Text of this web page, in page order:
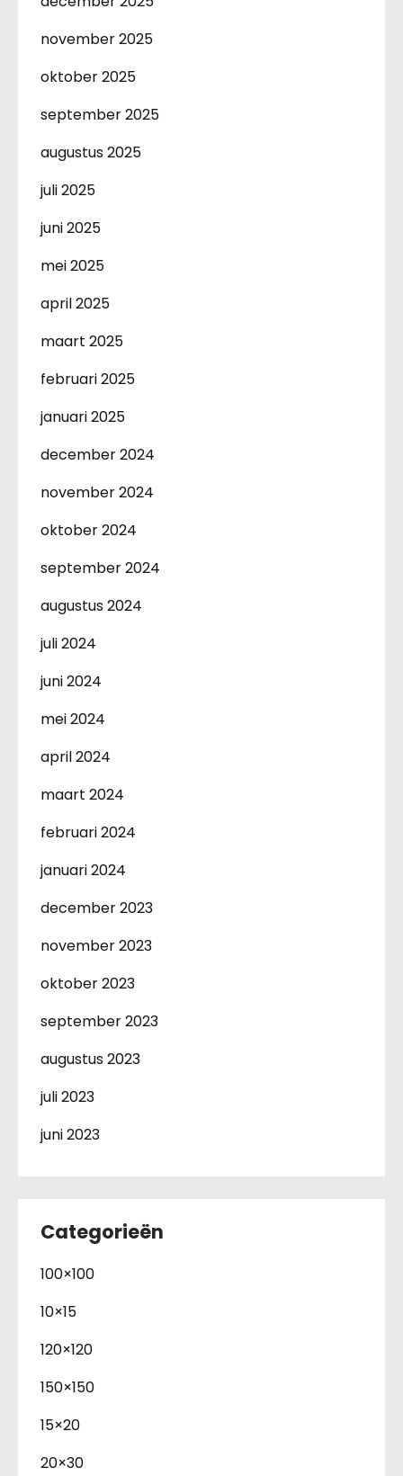
november 2025
oktober 2025
september 2025
augustus 2025
juli 2025
juni 2025
mei 2025
april 2025
maart 2025
februari 2025
januari 2025
december 2024
november 2024
oktober 2024
september 2024
augustus 2024
juli 2024
juni 2024
mei 2024
april 2024
maart 2024
februari 2024
januari 2024
december 2023
november 2023
oktober 2023
september 2023
augustus 2023
juli 2023
juni 2023
Categorieën
100×100
10×15
120×120
150×150
15×20
20×30